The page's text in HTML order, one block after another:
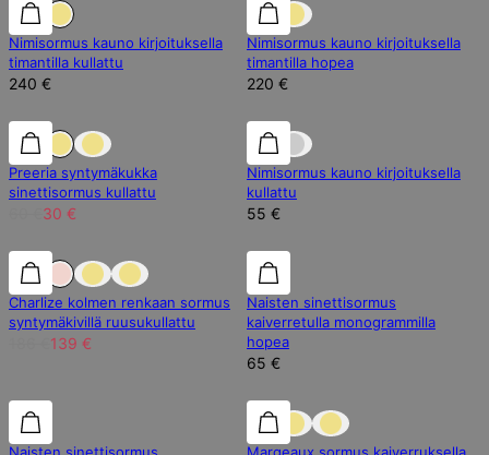
Lab Timantti Lab Timantti
Nimisormus kauno kirjoituksella
timantilla kullattu
240 €
Lab Timantti
Nimisormus kauno kirjoituksella
timantilla hopea
220 €
50% alennus 50% alennus
Preeria syntymäkukka
sinettisormus kullattu
30 €
Nimisormus kauno kirjoituksella
kullattu
55 €
25% alennus 25% alennus
Charlize kolmen renkaan sormus
syntymäkivillä ruusukullattu
139 €
Naisten sinettisormus
kaiverretulla monogrammilla
hopea
65 €
25% alennus